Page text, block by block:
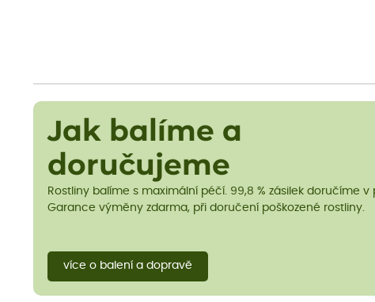
Jak balíme a
doručujeme
Rostliny balíme s maximální péčí. 99,8 % zásilek doručíme v
Garance výměny zdarma, při doručení poškozené rostliny.
více o balení a dopravě